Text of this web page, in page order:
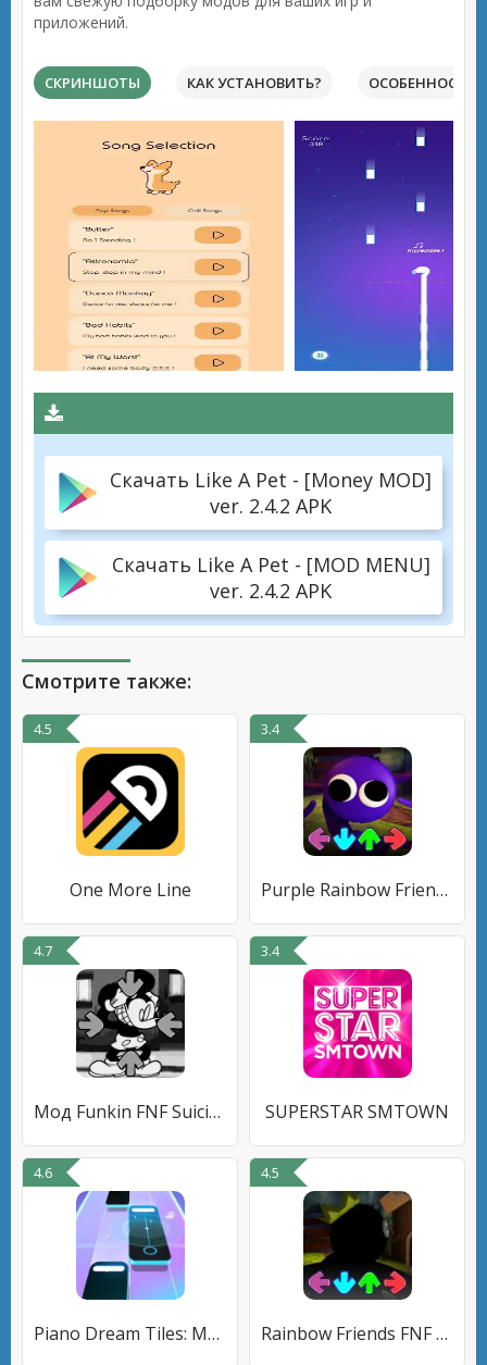
приложений.
СКРИНШОТЫ КАК УСТАНОВИТЬ? ОСОБЕННОСТИ
Скачать Like A Pet - [Money MOD]
ver. 2.4.2 APK
Скачать Like A Pet - [MOD MENU]
ver. 2.4.2 APK
Смотрите также:
4.5
One More Line
3.4
Purple Rainbow Friends FNF Mod
4.7
Мод Funkin FNF Suicide Mouse
3.4
SUPERSTAR SMTOWN
4.6
Piano Dream Tiles: Magic Piano
4.5
Rainbow Friends FNF Mod